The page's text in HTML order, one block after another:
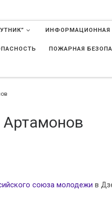
ИНФОРМАЦИОННАЯ
ПОЖАРНАЯ
союза молодежи в